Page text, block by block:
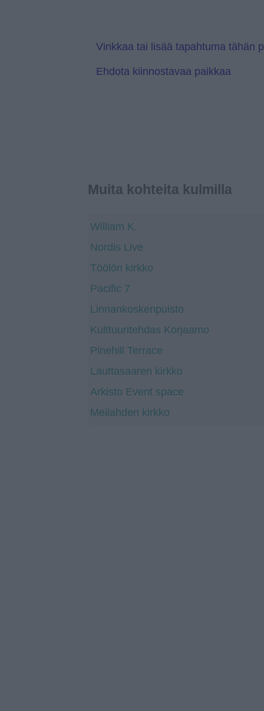
l
e
Vinkkaa tai lisää tapahtuma tähän
Ehdota kiinnostavaa paikkaa
Muita kohteita kulmilla
William K.
Nordis Live
Töölön kirkko
Pacific 7
Linnankoskenpuisto
Kulttuuritehdas Korjaamo
Pinehill Terrace
Lauttasaaren kirkko
Arkisto Event space
Meilahden kirkko